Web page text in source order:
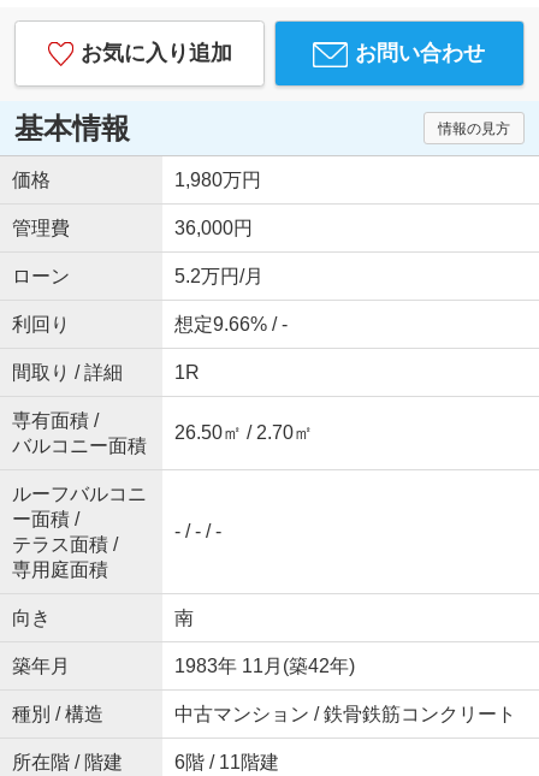
お気に入り追加 お問い合わせ
基本情報 情報の見方
価格 1,980万円
管理費 36,000円
ローン 5.2万円/月
利回り 想定9.66% / -
間取り / 詳細 1R
専有面積 /
バルコニー面積
26.50㎡ / 2.70㎡
ルーフバルコニ
ー面積 /
テラス面積 /
専用庭面積
- / - / -
向き 南
築年月 1983年 11月(築42年)
種別 / 構造 中古マンション / 鉄骨鉄筋コンクリート
所在階 / 階建 6階 / 11階建